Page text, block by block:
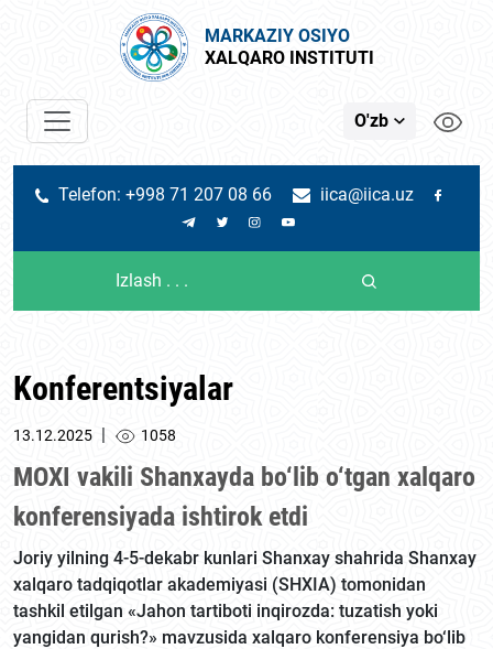
MARKAZIY OSIYO
XALQARO INSTITUTI
O'zb
Telefon: +998 71 207 08 66 iica@iica.uz
Konferentsiyalar
13.12.2025 | 1058
MOXI vakili Shanxayda bo‘lib o‘tgan xalqaro
konferensiyada ishtirok etdi
Joriy yilning 4-5-dekabr kunlari Shanxay shahrida Shanxay
xalqaro tadqiqotlar akademiyasi (SHXIA) tomonidan
tashkil etilgan «Jahon tartiboti inqirozda: tuzatish yoki
yangidan qurish?» mavzusida xalqaro konferensiya bo‘lib